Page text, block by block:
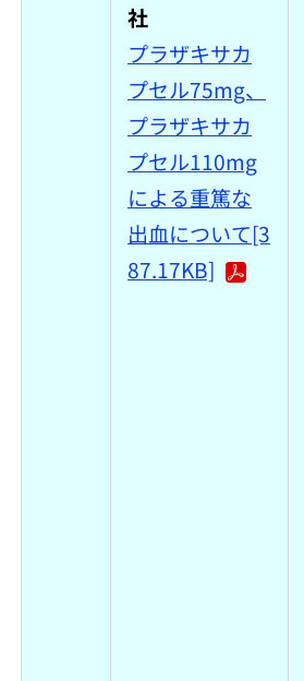
社
プラザキサカ
プセル75mg、
プラザキサカ
プセル110mg
による重篤な
出血について[3
87.17KB]